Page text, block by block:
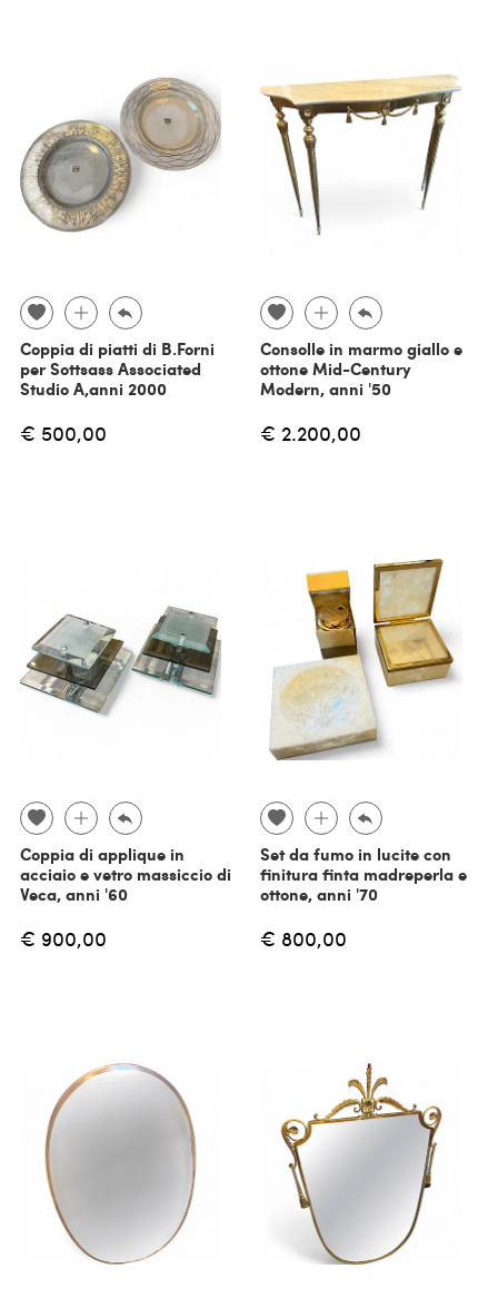
Coppia di piatti di B.Forni
per Sottsass Associated
Studio A,anni 2000
€ 500,00
Consolle in marmo giallo e
ottone Mid-Century
Modern, anni '50
€ 2.200,00
Coppia di applique in
acciaio e vetro massiccio di
Veca, anni '60
€ 900,00
Set da fumo in lucite con
finitura finta madreperla e
ottone, anni '70
€ 800,00